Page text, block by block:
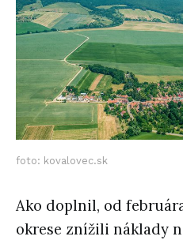
foto: kovalovec.sk
Ako doplnil, od
okrese znížili náklady